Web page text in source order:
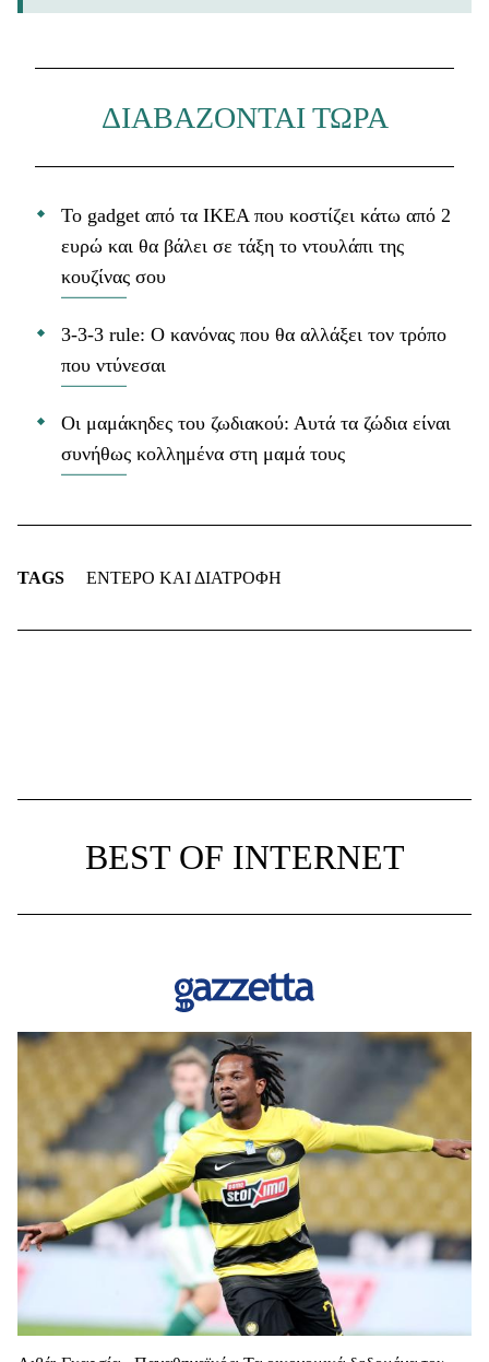
ΔΙΑΒΑΖΟΝΤΑΙ ΤΩΡΑ
Το gadget από τα IKEA που κοστίζει κάτω από 2
ευρώ και θα βάλει σε τάξη το ντουλάπι της
κουζίνας σου
3-3-3 rule: Ο κανόνας που θα αλλάξει τον τρόπο
που ντύνεσαι
Οι μαμάκηδες του ζωδιακού: Αυτά τα ζώδια είναι
συνήθως κολλημένα στη μαμά τους
TAGS ΕΝΤΕΡΟ ΚΑΙ ΔΙΑΤΡΟΦΗ
BEST OF INTERNET